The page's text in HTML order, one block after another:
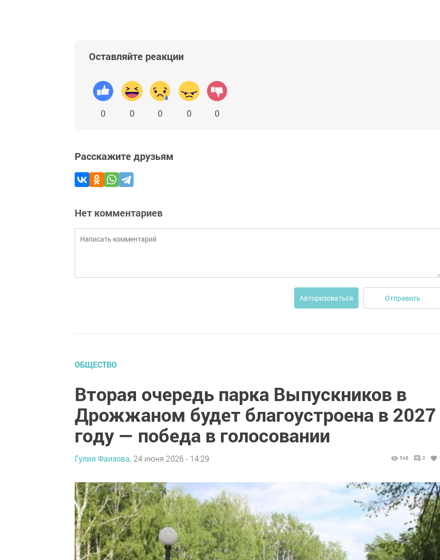
Оставляйте реакции
0 0 0 0 0
Расскажите друзьям
Нет комментариев
Авторизоваться Отправить
ОБЩЕСТВО
Вторая очередь парка Выпускников в
Дрожжаном будет благоустроена в 2027
году — победа в голосовании
Гулия Фаизова, 24 июня 2026 - 14:29 548 0